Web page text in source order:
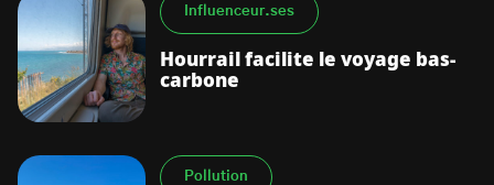
Influenceur.ses
Hourrail facilite le voyage bas-
carbone
Pollution